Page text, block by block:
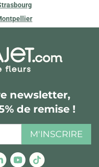
newsletter,
de remise !
M'INSCRIRE